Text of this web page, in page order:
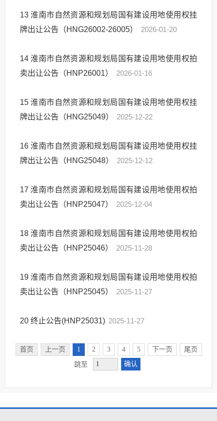
13 淮南市自然资源和规划局国有建设用地使用权挂
牌出让公告（HNG26002-26005）
2026-01-20
14 淮南市自然资源和规划局国有建设用地使用权拍
卖出让公告（HNP26001）
2026-01-16
15 淮南市自然资源和规划局国有建设用地使用权挂
牌出让公告（HNG25049）
2025-12-22
16 淮南市自然资源和规划局国有建设用地使用权挂
牌出让公告（HNG25048）
2025-12-12
17 淮南市自然资源和规划局国有建设用地使用权拍
卖出让公告（HNP25047）
2025-12-04
18 淮南市自然资源和规划局国有建设用地使用权拍
卖出让公告（HNP25046）
2025-11-28
19 淮南市自然资源和规划局国有建设用地使用权拍
卖出让公告（HNP25045）
2025-11-27
20 终止公告(HNP25031) 2025-11-27
首页 上一页 1 2 3 4 5 下一页 尾页
跳至 确认